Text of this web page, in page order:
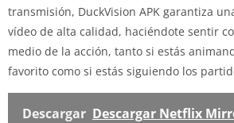
transmisión, DuckVision APK garantiza
vídeo de alta calidad, haciéndote sentir
medio de la acción, tanto si estás
favorito como si estás siguiendo los
Descargar Descargar Netflix